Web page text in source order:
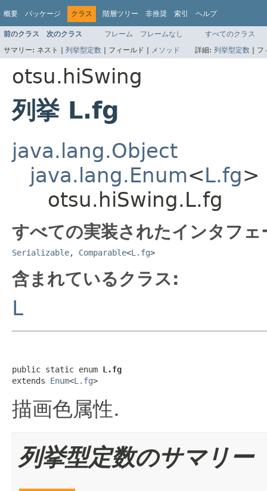
概要 パッケージ クラス 階層ツリー 非推奨 索引 ヘルプ
前のクラス 次のクラス フレーム フレームなし
すべてのクラス
サマリー: ネスト | 列挙型定数 | フィールド | メソッド 詳細: 列挙型定数 | フ
otsu.hiSwing
列挙 L.fg
java.lang.Object
java.lang.Enum<L.fg>
otsu.hiSwing.L.fg
すべての実装されたインタフ
Serializable, Comparable<L.fg>
含まれているクラス:
L
public static enum L.fg
extends Enum<L.fg>
描画色属性.
列挙型定数のサマリー